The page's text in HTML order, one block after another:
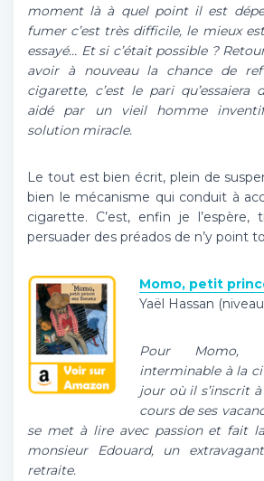
moment là à quel point il est
fumer c’est très difficile, le mieux
essayé… Et si c’était possible ?
avoir à nouveau la chance de
cigarette, c’est le pari qu’essaiera
aidé par un vieil homme
solution miracle.
Le tout est bien écrit, plein de
bien le mécanisme qui conduit à
cigarette. C’est, enfin je l’espère,
persuader des préados de n’y point
Momo, petit
Yaël Hassan (niveau
Pour Momo,
interminable à la
jour où il s’inscrit
cours de ses
se met à lire avec passion et fait
monsieur Edouard, un
retraite.